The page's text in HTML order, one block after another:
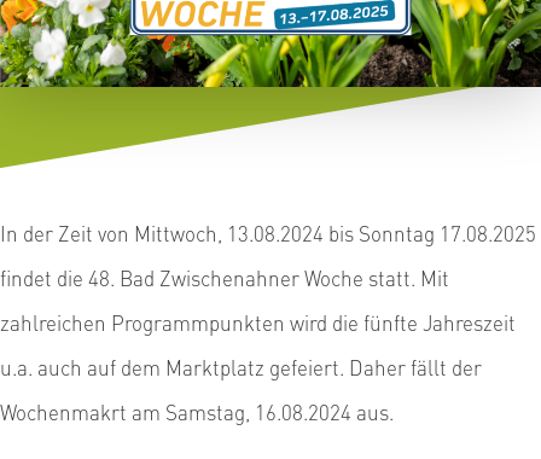
In der Zeit von Mittwoch, 13.08.2024 bis Sonntag 17.08.2025
findet die 48. Bad Zwischenahner Woche statt. Mit
zahlreichen Programmpunkten wird die fünfte Jahreszeit
u.a. auch auf dem Marktplatz gefeiert. Daher fällt der
Wochenmakrt am Samstag, 16.08.2024 aus.